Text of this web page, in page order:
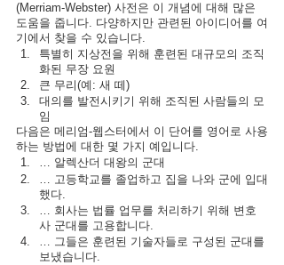
(Merriam-Webster) 사전은 이 개념에 대해 많은
도움을 줍니다. 다양하지만 관련된 아이디어를 여
기에서 찾을 수 있습니다.
특별히 지상전을 위해 훈련된 대규모의 조직
화된 무장 요원
큰 무리(예: 새 떼)
대의를 발전시키기 위해 조직된 사람들의 모
임
다음은 메리엄-웹스터에서 이 단어를 영어로 사용
하는 방법에 대한 몇 가지 예입니다.
… 알렉산더 대왕의 군대
… 고등학교를 졸업하고 집을 나와 군에 입대
했다.
… 회사는 법률 업무를 처리하기 위해 변호
사 군대를 고용합니다.
… 그들은 훈련된 기술자들로 구성된 군대를
보냈습니다.